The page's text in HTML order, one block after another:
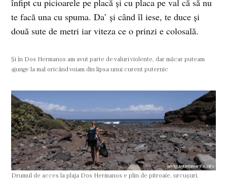
te facă una cu spuma. Da’ şi când îl iese, te duce şi
două sute de metri iar viteza ce o prinzi e colosală.
Şi în Dos Hermanos am avut parte de valuri violente, dar măcar puteam
ajunge la mal oricând voiam din lipsa unui curent puternic
Drumul de acces la plaja Dos Hermanos e plin de pitroaie, urcuşuri,